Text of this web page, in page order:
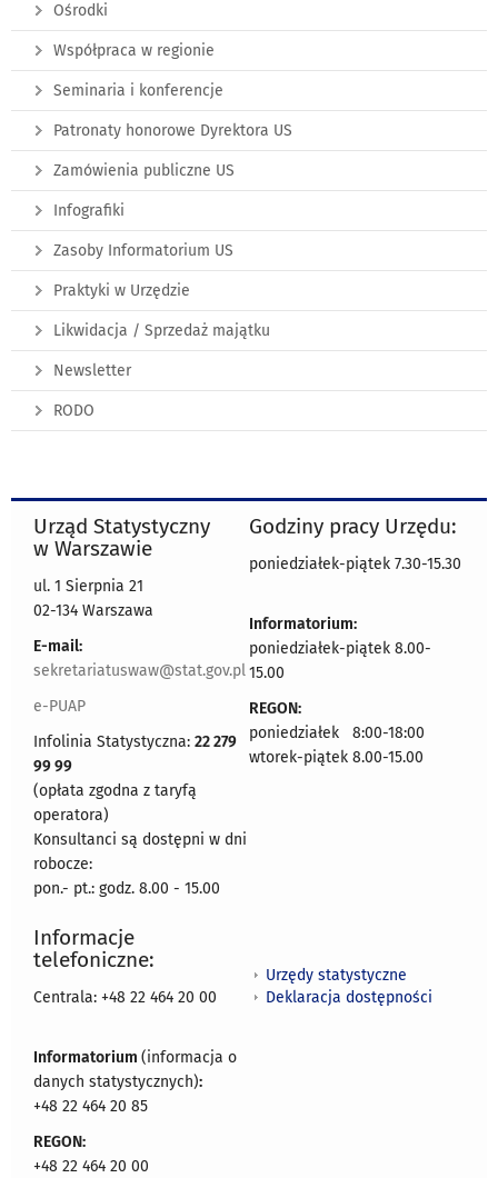
Ośrodki
Współpraca w regionie
Seminaria i konferencje
Patronaty honorowe Dyrektora US
Zamówienia publiczne US
Infografiki
Zasoby Informatorium US
Praktyki w Urzędzie
Likwidacja / Sprzedaż majątku
Newsletter
RODO
Urząd Statystyczny
w Warszawie
ul. 1 Sierpnia 21
02-134 Warszawa
E-mail:
sekretariatuswaw@stat.gov.pl
e-PUAP
Infolinia Statystyczna: 22 279
99 99
(opłata zgodna z taryfą
operatora)
Konsultanci są dostępni w dni
robocze:
pon.- pt.: godz. 8.00 - 15.00
Godziny pracy Urzędu:
poniedziałek-piątek 7.30-15.30
Informatorium:
poniedziałek-piątek 8.00-
15.00
REGON:
poniedziałek 8:00-18:00
wtorek-piątek 8.00-15.00
Informacje
telefoniczne:
Centrala: +48 22 464 20 00
Informatorium (informacja o
danych statystycznych):
+48 22 464 20 85
REGON:
+48 22 464 20 00
Urzędy statystyczne
Deklaracja dostępności